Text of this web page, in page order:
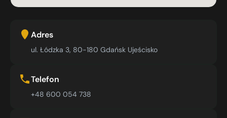
Adres
ul. Łódzka 3, 80-180 Gdańsk Ujeścisko
Telefon
+48 600 054 738